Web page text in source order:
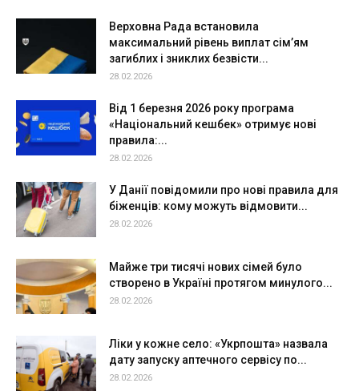
Верховна Рада встановила
максимальний рівень виплат сім’ям
загиблих і зниклих безвісти...
28.02.2026
Від 1 березня 2026 року програма
«Національний кешбек» отримує нові
правила:...
28.02.2026
У Данії повідомили про нові правила для
біженців: кому можуть відмовити...
28.02.2026
Майже три тисячі нових сімей було
створено в Україні протягом минулого...
28.02.2026
Ліки у кожне село: «Укрпошта» назвала
дату запуску аптечного сервісу по...
28.02.2026